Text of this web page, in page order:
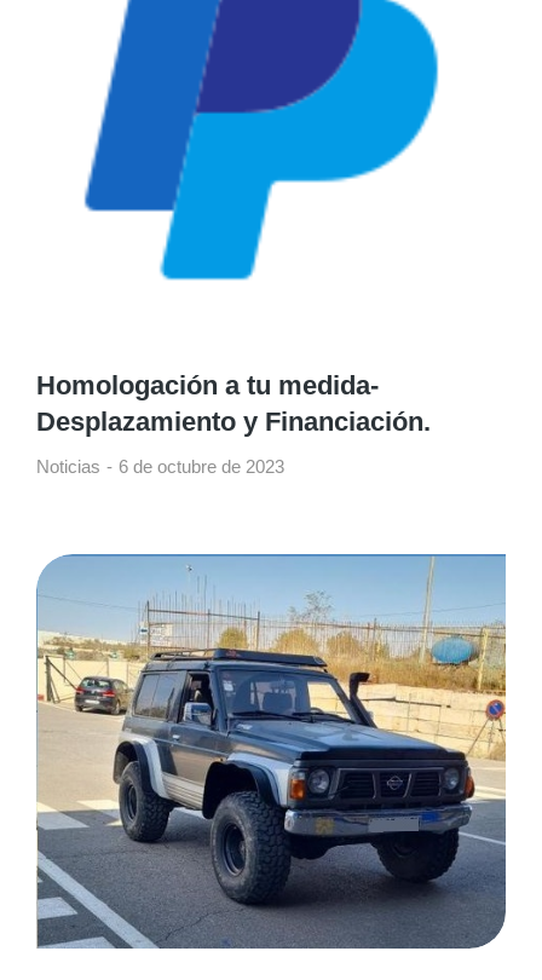
Homologación a tu medida-
Desplazamiento y Financiación.
Noticias 6 de octubre de 2023